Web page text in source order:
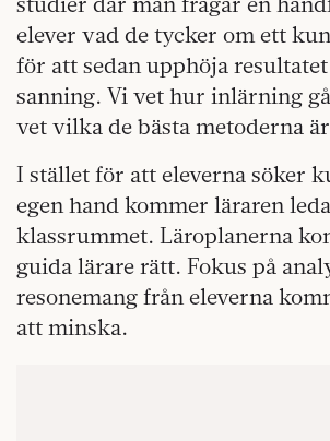
elever vad de tycker om ett
för att sedan upphöja
sanning. Vi vet hur inlärning
vet vilka de bästa metoderna
I stället för att eleverna söker
egen hand kommer läraren
klassrummet. Läroplanerna
guida lärare rätt. Fokus på
resonemang från eleverna
att minska.